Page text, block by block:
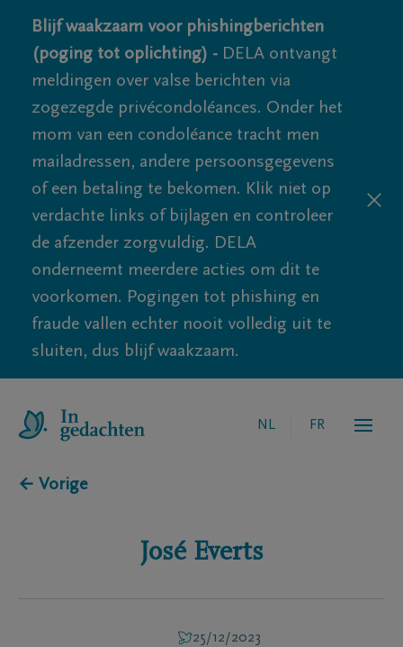
Blijf waakzaam voor phishingberichten
(poging tot oplichting) - DELA ontvangt
meldingen over valse berichten via
zogezegde privécondoléances. Onder het
mom van een condoléance tracht men
mailadressen, andere persoonsgegevens
of een betaling te bekomen. Klik niet op
verdachte links of bijlagen en controleer
de afzender zorgvuldig. DELA
onderneemt meerdere acties om dit te
voorkomen. Pogingen tot phishing en
fraude vallen echter nooit volledig uit te
sluiten, dus blijf waakzaam.
NL FR
← Vorige
José Everts
25/12/2023